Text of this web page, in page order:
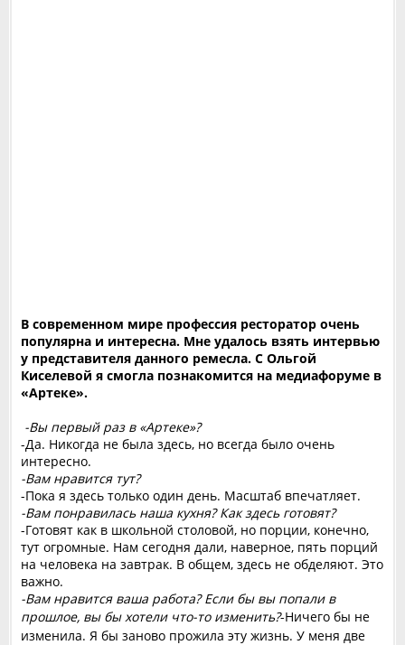
В современном мире профессия ресторатор очень
популярна и интересна. Мне удалось взять интервью
у представителя данного ремесла. С Ольгой
Киселевой я смогла познакомится на медиафоруме в
«Артеке».
-Вы первый раз в «Артеке»?
-Да. Никогда не была здесь, но всегда было очень
интересно.
-Вам нравится тут?
-Пока я здесь только один день. Масштаб впечатляет.
-Вам понравилась наша кухня? Как здесь готовят?
-Готовят как в школьной столовой, но порции, конечно,
тут огромные. Нам сегодня дали, наверное, пять порций
на человека на завтрак. В общем, здесь не обделяют. Это
важно.
-Вам нравится ваша работа? Если бы вы попали в
прошлое, вы бы хотели что-то изменить?-Ничего бы не
изменила. Я бы заново прожила эту жизнь. У меня две